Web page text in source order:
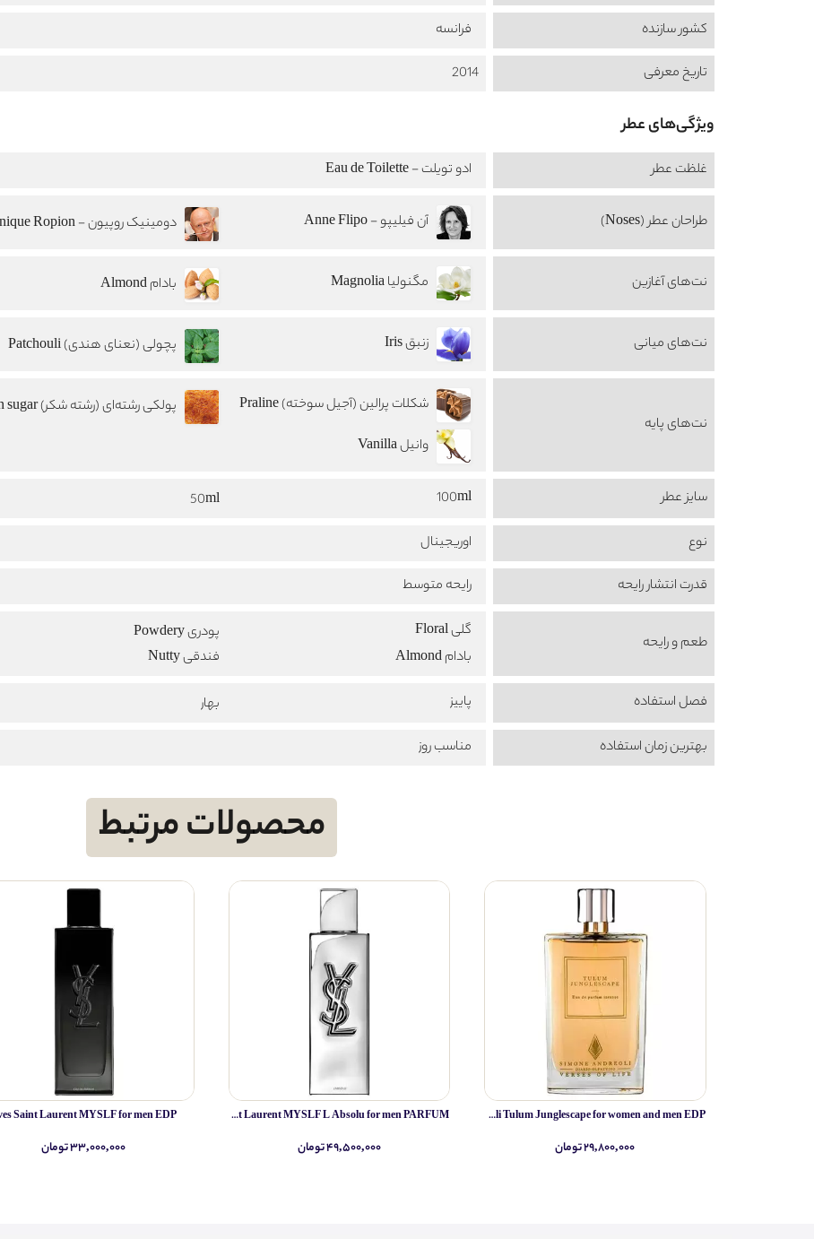
کشور سازنده
فرانسه
تاریخ معرفی
2014
ویژگی‌های عطر
غلظت عطر ادو تویلت - Eau de Toilette
طراحان عطر (Noses) آن فیلیپو - Anne Flipo
نت‌های آغازین مگنولیا Magnolia بادام Almond
نت‌های میانی زنبق Iris پچولی (نعنای هندی) Patchouli
نت‌های پایه
شکلات پرالین (آجیل سوخته) Praline
وانیل Vanilla
سایز عطر 100ml
50ml
نوع
اوریجینال
قدرت انتشار رایحه
رایحه متوسط
طعم‌ و رایحه
گلی Floral پودری Powdery
بادام Almond
فندقی Nutty
فصل استفاده پاییز
بهار
بهترین زمان استفاده
مناسب روز
محصولات مرتبط
Simone Andreoli Tulum Junglescape for women and men EDP
۲۹,۸۰۰,۰۰۰ تومان
Yves Saint Laurent MYSLF L Absolu for men PARFUM
۴۹,۵۰۰,۰۰۰ تومان
Saint Laurent MYSLF for men EDP
۳۳,۰۰۰,۰۰۰ تومان